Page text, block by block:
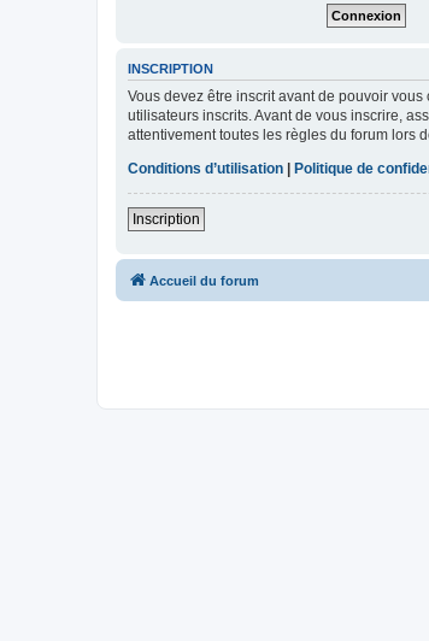
INSCRIPTION
Vous devez être inscrit avant de pouvoir
utilisateurs inscrits. Avant de vous inscrire,
attentivement toutes les règles du forum lors
Conditions d’utilisation
Politique de
Inscription
Accueil du forum